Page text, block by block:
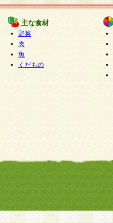
主な食材
野菜
肉
魚
くだもの